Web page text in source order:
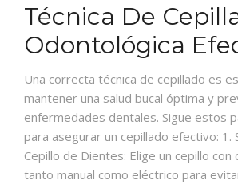
Técnica De
Odontológica
Una correcta técnica de cepillado es
mantener una salud bucal óptima y
enfermedades dentales. Sigue estos
para asegurar un cepillado efectivo: 1.
Cepillo de Dientes: Elige un cepillo con
tanto manual como eléctrico para